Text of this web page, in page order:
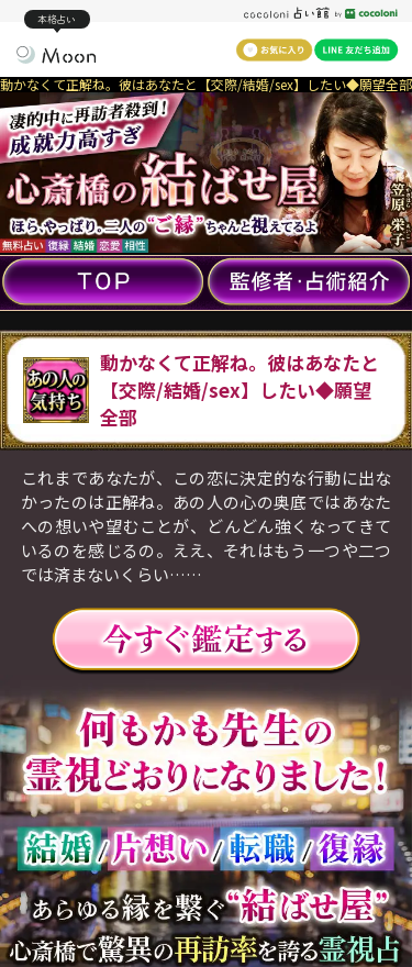
本格占い
動かなくて正解ね。彼はあなたと【交際/結婚/sex】したい◆願望全部
動かなくて正解ね。彼はあなたと
【交際/結婚/sex】したい◆願望
全部
これまであなたが、この恋に決定的な行動に出な
かったのは正解ね。あの人の心の奥底ではあなた
への想いや望むことが、どんどん強くなってきて
いるのを感じるの。ええ、それはもう一つや二つ
では済まないくらい……